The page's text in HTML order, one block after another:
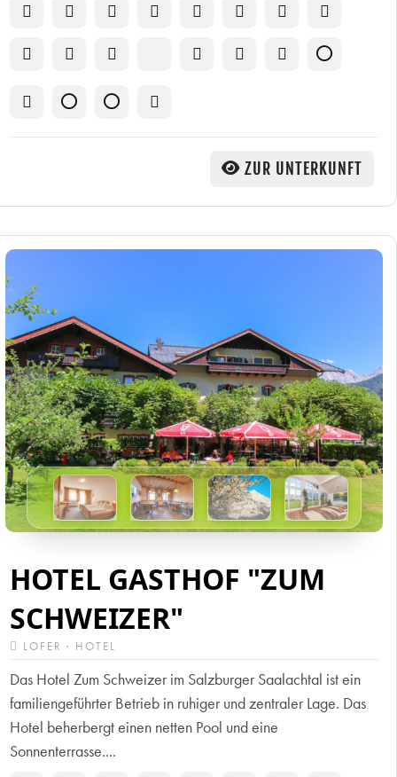
ZUR UNTERKUNFT
HOTEL GASTHOF "ZUM
SCHWEIZER"
LOFER · HOTEL
Das Hotel Zum Schweizer im Salzburger Saalachtal ist ein
familiengeführter Betrieb in ruhiger und zentraler Lage. Das
Hotel beherbergt einen netten Pool und eine
Sonnenterrasse....